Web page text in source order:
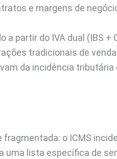
e margens de
partir do IVA dual (IBS +
tradicionais de
da incidência tributária
o ICMS
uma lista específica de